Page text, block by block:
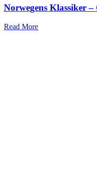
Norwegens Klassiker –
Read More